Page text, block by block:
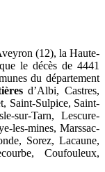
(12), la Haute-
le décès de 4441
du département
d’Albi, Castres,
Saint-Sulpice, Saint-
sur-Tarn, Lescure-
les-mines, Marssac-
Sorez, Lacaune,
Coufouleux,